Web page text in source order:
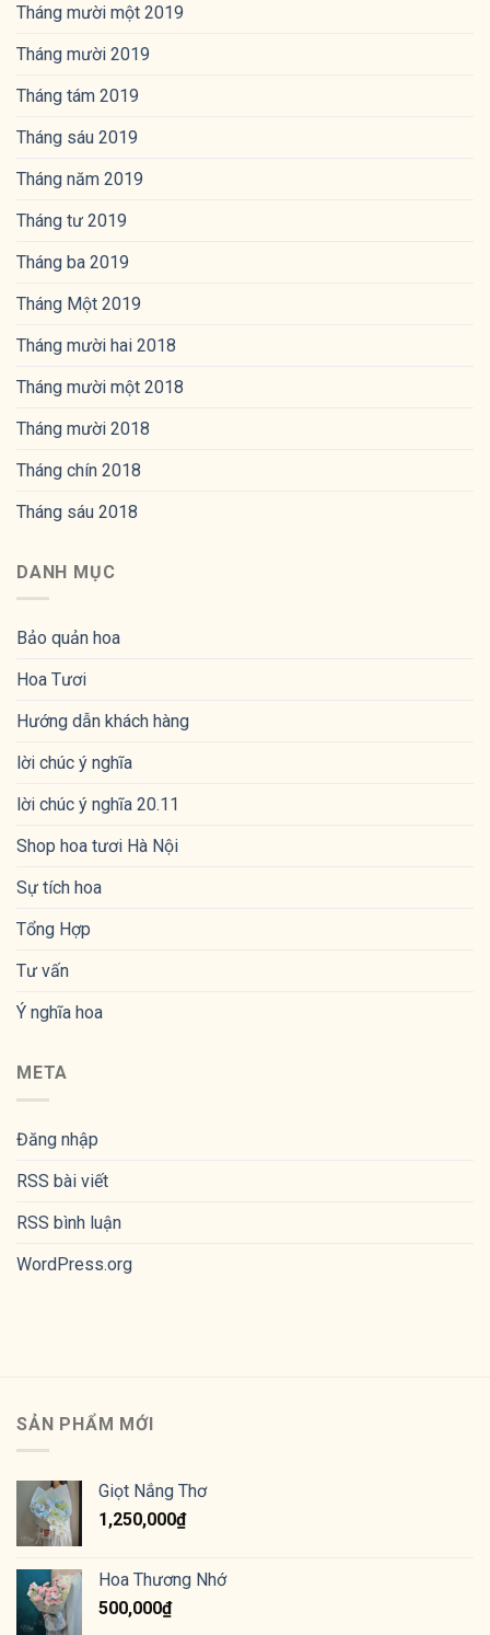
Tháng mười một 2019
Tháng mười 2019
Tháng tám 2019
Tháng sáu 2019
Tháng năm 2019
Tháng tư 2019
Tháng ba 2019
Tháng Một 2019
Tháng mười hai 2018
Tháng mười một 2018
Tháng mười 2018
Tháng chín 2018
Tháng sáu 2018
DANH MỤC
Bảo quản hoa
Hoa Tươi
Hướng dẫn khách hàng
lời chúc ý nghĩa
lời chúc ý nghĩa 20.11
Shop hoa tươi Hà Nội
Sự tích hoa
Tổng Hợp
Tư vấn
Ý nghĩa hoa
META
Đăng nhập
RSS bài viết
RSS bình luận
WordPress.org
SẢN PHẨM MỚI
Giọt Nắng Thơ
1,250,000₫
Hoa Thương Nhớ
500,000₫